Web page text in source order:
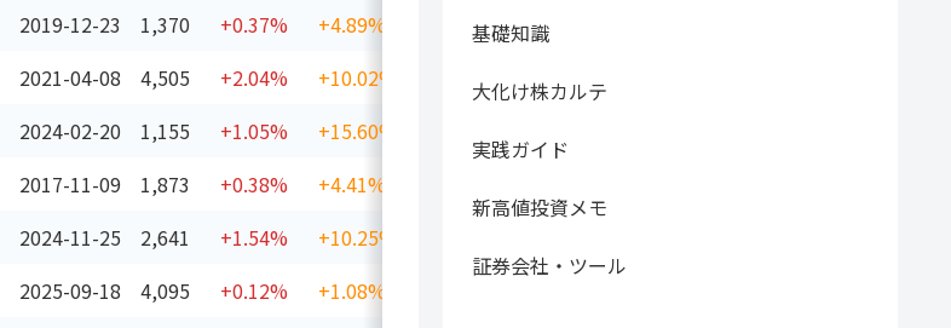
2019-12-23 1,370 +0.37% +4.89% 84,200 0.76倍
2021-04-08 4,505 +2.04% +10.02% 130,400 0.81倍
2024-02-20 1,155 +1.05% +15.60%
2017-11-09 1,873 +0.38% +4.41%
2024-11-25 2,641 +1.54% +10.25%
2025-09-18 4,095 +0.12% +1.08%
基礎知識
大化け株カルテ
実践ガイド
新高値投資メモ
証券会社・ツール